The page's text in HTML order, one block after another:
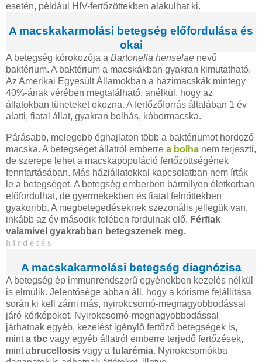
esetén, például HIV-fertőzöttekben alakulhat ki.
A macskakarmolási betegség előfordulása és
okai
A betegség kórokozója a Bartonella henselae nevű
baktérium. A baktérium a macskákban gyakran kimutatható.
Az Amerikai Egyesült Államokban a házimacskák mintegy
40%-ának vérében megtalálható, anélkül, hogy az
állatokban tüneteket okozna. A fertőzőforrás általában 1 év
alatti, fiatal állat, gyakran bolhás, kóbormacska.
Párásabb, melegebb éghajlaton több a baktériumot hordozó
macska. A betegséget állatról emberre a bolha nem terjeszti,
de szerepe lehet a macskapopuláció fertőzöttségének
fenntartásában. Más háziállatokkal kapcsolatban nem írták
le a betegséget. A betegség emberben bármilyen életkorban
előfordulhat, de gyermekekben és fiatal felnőttekben
gyakoribb. A megbetegedéseknek szezonális jellegük van,
inkább az év második felében fordulnak elő. Férfiak
valamivel gyakrabban betegszenek meg.
h i r d e t é s
A macskakarmolási betegség diagnózisa
A betegség ép immunrendszerű egyénekben kezelés nélkül
is elmúlik. Jelentősége abban áll, hogy a kórisme felállítása
során ki kell zárni más, nyirokcsomó-megnagyobbodással
járó kórképeket. Nyirokcsomó-megnagyobbodással
járhatnak egyéb, kezelést igénylő fertőző betegségek is,
minta tbc vagy egyéb állatról emberre terjedő fertőzések,
mint a brucellosis vagy a tularémia. Nyirokcsomókba